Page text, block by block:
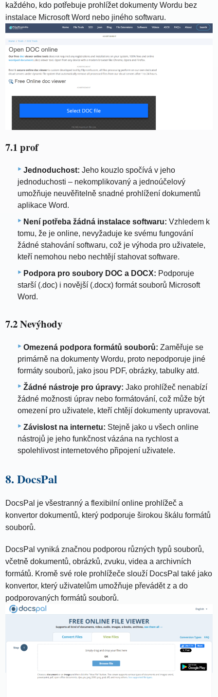
každého, kdo potřebuje prohlížet dokumenty Wordu bez
instalace Microsoft Word nebo jiného softwaru.
7.1 prof
Jednoduchost: Jeho kouzlo spočívá v jeho
jednoduchosti – nekomplikovaný a jednoúčelový
umožňuje neuvěřitelně snadné prohlížení dokumentů
aplikace Word.
Není potřeba žádná instalace softwaru: Vzhledem k
tomu, že je online, nevyžaduje ke svému fungování
žádné stahování softwaru, což je výhoda pro uživatele,
kteří nemohou nebo nechtějí stahovat software.
Podpora pro soubory DOC a DOCX: Podporuje
starší (.doc) i novější (.docx) formát souborů Microsoft
Word.
7.2 Nevýhody
Omezená podpora formátů souborů: Zaměřuje se
primárně na dokumenty Wordu, proto nepodporuje jiné
formáty souborů, jako jsou PDF, obrázky, tabulky atd.
Žádné nástroje pro úpravy: Jako prohlížeč nenabízí
žádné možnosti úprav nebo formátování, což může být
omezení pro uživatele, kteří chtějí dokumenty upravovat.
Závislost na internetu: Stejně jako u všech online
nástrojů je jeho funkčnost vázána na rychlost a
spolehlivost internetového připojení uživatele.
8. DocsPal
DocsPal je všestranný a flexibilní online prohlížeč a
konvertor dokumentů, který podporuje širokou škálu formátů
souborů.
DocsPal vyniká značnou podporou různých typů souborů,
včetně dokumentů, obrázků, zvuku, videa a archivních
formátů. Kromě své role prohlížeče slouží DocsPal také jako
konvertor, který uživatelům umožňuje převádět z a do
podporovaných formátů souborů.